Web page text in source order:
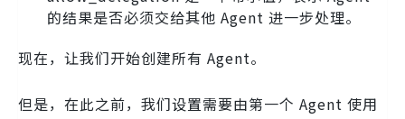
的结果是否必须交给其他 Agent 进一步处理。
现在，让我们开始创建所有 Agent。
但是，在此之前，我们设置需要由第一个 Agent 使用